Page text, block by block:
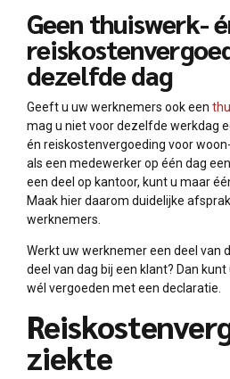
Geen thuiswerk-
dezelfde dag
Geeft u uw werknemers ook een
mag u niet voor dezelfde werkdag
én reiskostenvergoeding voor
als een medewerker op één dag
een deel op kantoor, kunt u maar
Maak hier daarom duidelijke
werknemers.
Werkt uw werknemer een deel van
deel van dag bij een klant? Dan
wél vergoeden met een declaratie.
ziekte